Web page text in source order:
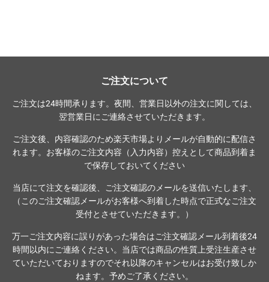
ご注文について
ご注文は24時間承ります。夜間、営業日以外の注文に関しては、
翌営業日にご連絡させていただきます。
ご注文後、内容確認のため楽天市場よりメールが自動的に配信さ
れます。お客様のご注文内容（入力内容）控えとして商品到着ま
で保存しておいてください
当店にて注文を確認後、ご注文確認のメールを送信いたします、
（このご注文確認メールがお客様へ到着した時点で正式なご注文
受付とさせていただきます。）
万一ご注文内容に誤りがあった場合はご注文確認メール到着後24
時間以内にご連絡ください。当店では商品の性質上受注生産させ
ていただいておりますのでそれ以降のキャンセルはお受け致しか
ねます。予めご了承ください。